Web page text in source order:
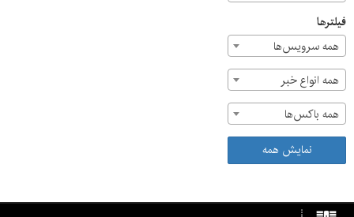
فیلترها
همه سرویس‌ها
همه انواع خبر
همه باکس‌ها
نمایش همه